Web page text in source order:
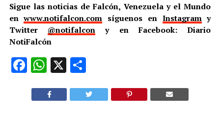
Sigue las noticias de Falcón, Venezuela y el Mundo
enwww.notifalcon.com síguenos en Instagramy
Twitter @notifalcon y en Facebook: Diario
NotiFalcón
Facebook
WhatsApp
X Compartir